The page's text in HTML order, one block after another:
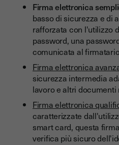
Firma elettronica
basso di sicurezza e di
rafforzata con l'utilizzo
password, una
comunicata al
Firma elettronica
sicurezza intermedia
lavoro e altri
Firma elettronica
caratterizzate
smart card, questa
verifica più sicuro